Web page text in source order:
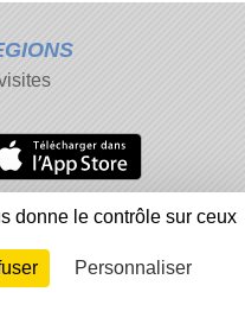
des cookies
un contenu inapproprié
Connexion
donne le contrôle sur ceux
Personnaliser